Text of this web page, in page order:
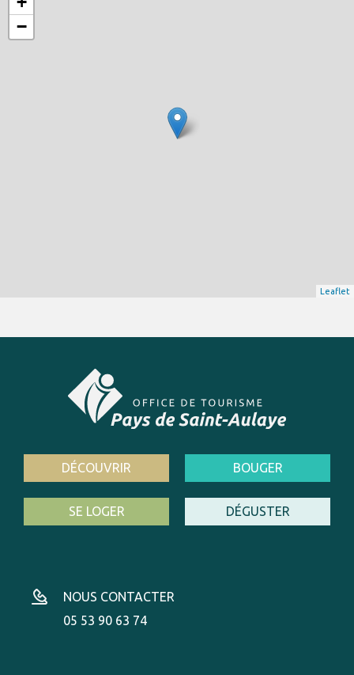
−
Leaflet
DÉCOUVRIR BOUGER
SE LOGER DÉGUSTER
NOUS CONTACTER
05 53 90 63 74